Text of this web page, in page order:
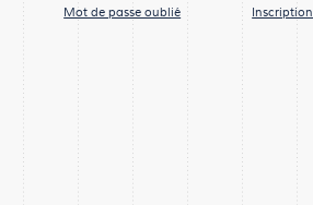
Mot de passe oublié Inscription